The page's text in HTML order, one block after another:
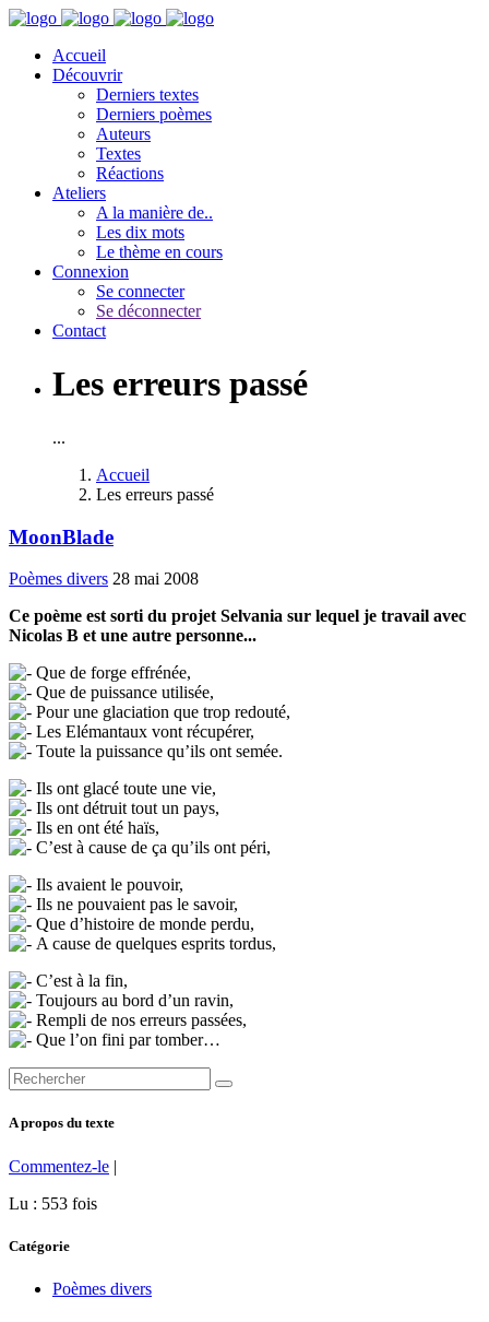
Accueil
Découvrir
Derniers textes
Derniers poèmes
Auteurs
Textes
Réactions
Ateliers
A la manière de..
Les dix mots
Le thème en cours
Connexion
Se connecter
Se déconnecter
Contact
Les erreurs passé
...
Accueil
Les erreurs passé
MoonBlade
Poèmes divers 28 mai 2008
Ce poème est sorti du projet Selvania sur lequel je travail avec
Nicolas B et une autre personne...
Que de forge effrénée,
Que de puissance utilisée,
Pour une glaciation que trop redouté,
Les Elémantaux vont récupérer,
Toute la puissance qu’ils ont semée.
Ils ont glacé toute une vie,
Ils ont détruit tout un pays,
Ils en ont été haïs,
C’est à cause de ça qu’ils ont péri,
Ils avaient le pouvoir,
Ils ne pouvaient pas le savoir,
Que d’histoire de monde perdu,
A cause de quelques esprits tordus,
C’est à la fin,
Toujours au bord d’un ravin,
Rempli de nos erreurs passées,
Que l’on fini par tomber…
A propos du texte
Commentez-le |
Lu : 553 fois
Catégorie
Poèmes divers